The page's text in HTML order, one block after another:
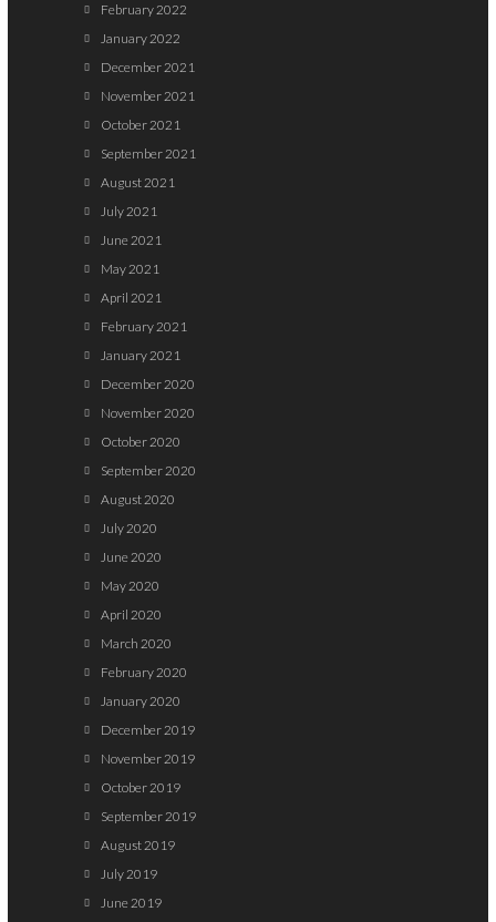
February 2022
January 2022
December 2021
November 2021
October 2021
September 2021
August 2021
July 2021
June 2021
May 2021
April 2021
February 2021
January 2021
December 2020
November 2020
October 2020
September 2020
August 2020
July 2020
June 2020
May 2020
April 2020
March 2020
February 2020
January 2020
December 2019
November 2019
October 2019
September 2019
August 2019
July 2019
June 2019